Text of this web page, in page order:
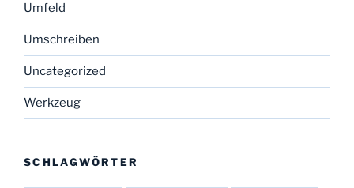
Umfeld
Umschreiben
Uncategorized
Werkzeug
SCHLAGWÖRTER